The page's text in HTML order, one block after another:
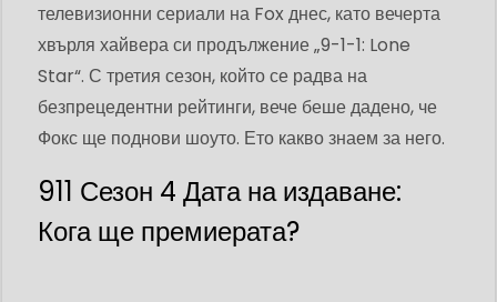
телевизионни сериали на Fox днес, като вечерта
хвърля хайвера си продължение „9-1-1: Lone
Star“. С третия сезон, който се радва на
безпрецедентни рейтинги, вече беше дадено, че
Фокс ще поднови шоуто. Ето какво знаем за него.
911 Сезон 4 Дата на издаване:
Кога ще премиерата?